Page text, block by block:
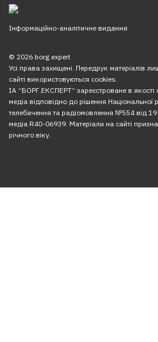
Інформаційно-аналітичне видання
© 2026 borg.expert
Усі права захищені. Передрук матеріалів
сайті використовуються cookies.
ІА “БОРГ.ЕКСПЕРТ” зареєстроване в якості
медіа відповідно до рішення Національної
телебачення та радіомовлення №554 від
медіа R40-06939. Матеріали на сайті
річного віку.